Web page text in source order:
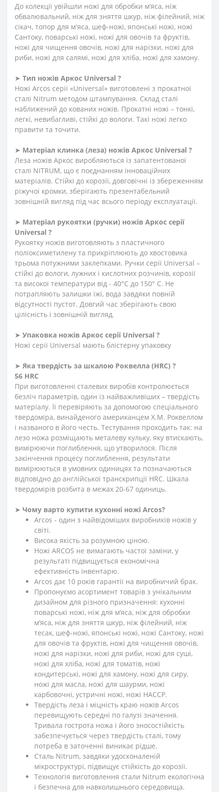
До колекції увійшли ножі для обробки м’яса, ніж
обвалювальний, ніж для зняття шкур, ніж філейний, ніж
сікач, топор для м'яса, шеф-ножі, японські ножі, ножі
Сантоку, поварські ножі, ножі для овочів та фруктів,
ножі для чищення овочів, ножі для нарізки, ножі для
риби, ножі для салямі, ножі для хліба, ножі для хамону.
➤ Тип ножів Аркос Universal ?
Ножі Arcos серії «Universal» виготовлені з прокатної
сталі Nitrum методом штампування. Склад сталі
наближений до кованих ножів. Прокатні ножі – тонкі,
легкі, невибагливі, стійкі до вологи. Такі ножі легко
правити та точити.
➤ Матеріал клинка (леза) ножів Аркос Universal ?
Леза ножів Аркос виробляються із запатентованої
сталі NITRUM, що є поєднанням інноваційних
матеріалів. Стійкі до корозії, довговічні із збереженням
ріжучої кромки, зберігають презентабельний
зовнішній вигляд під час всього періоду експлуатації.
➤ Матеріал рукоятки (ручки) ножів Аркос серії
Universal ?
Рукоятку ножів виготовляють з пластичного
поліоксиметилену та прикріплюють до хвостовика
трьома потужними заклепками. Ручки серії Universal –
стійкі до вологи, лужних і кислотних розчинів, корозії
та високої температури від - 40°C до 150° C. Не
потрапляють залишки їжі, вода завдяки повній
відсутності пустот. Довгий час зберігають свою
цілісність і зовнішній вигляд.
➤ Упаковка ножів Аркос серії Universal ?
Ножі серії Universal мають блістерну упаковку
➤ Яка твердість за шкалою Роквелла (HRC) ?
56 HRC
При виготовленні сталевих виробів контролюється
безліч параметрів, один із найважливіших – твердість
матеріалу. Її перевіряють за допомогою спеціального
твердоміра, винайденого американцем Х.М. Роквеллом
і названого в його честь. Тестування проходить так: на
лезо ножа розміщають металеву кульку, яку втискають,
вимірюючи поглиблення, що утворилося. Після
закінчення процесу поглиблення, результати
вимірюються в умовних одиницях та позначаються
відповідно до англійської транскрипції HRC. Шкала
твердомірів розбита в межах 20-67 одиниць.
➤ Чому варто купити кухонні ножі Arcos?
Arcos - один з найвідоміших виробників ножів у
світі.
Висока якість за розумною ціною.
Ножі ARCOS не вимагають частої заміни, у
результаті підвищується економічна
ефективність інвентарю.
Arcos дає 10 років гарантії на виробничий брак.
Пропонуємо асортимент товарів з унікальним
дизайном для різного призначення: кухонні
поварські ножі, ніж для м’яса, ніж для обробки
м’яса, ніж для зняття шкур, ніж філейний, ніж
тесак, шеф-ножі, японські ножі, ножі Сантоку, ножі
для овочів та фруктів, ножі для чищення овочів,
ножі для нарізки, ножі для риби, ножі для суші,
ножі для хліба, ножі для томатів, ножі
кондитерські, ножі для хамону, ножі для сиру,
ножі для масла, ножі для шаурми, ножі
карбовочні, устричні ножі, ножі HACCP.
Твердість леза і міцність краю ножів Arcos
перевищують середні по галузі значення.
Тривала гострота ножа і його зносостійкість
забезпечується через твердість сталі, тому
потреба в заточенні виникає рідше.
Сталь Nitrum, завдяки удосконаленій
мікроструктурі, підвищує стійкість до корозії.
Технологія виготовлення стали Nitrum екологічна
і безпечна для навколишнього середовища.